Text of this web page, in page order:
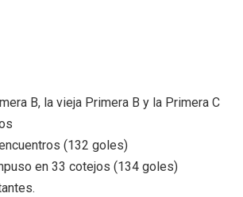
B, la vieja Primera B y la Primera C
(132 goles)
en 33 cotejos (134 goles)